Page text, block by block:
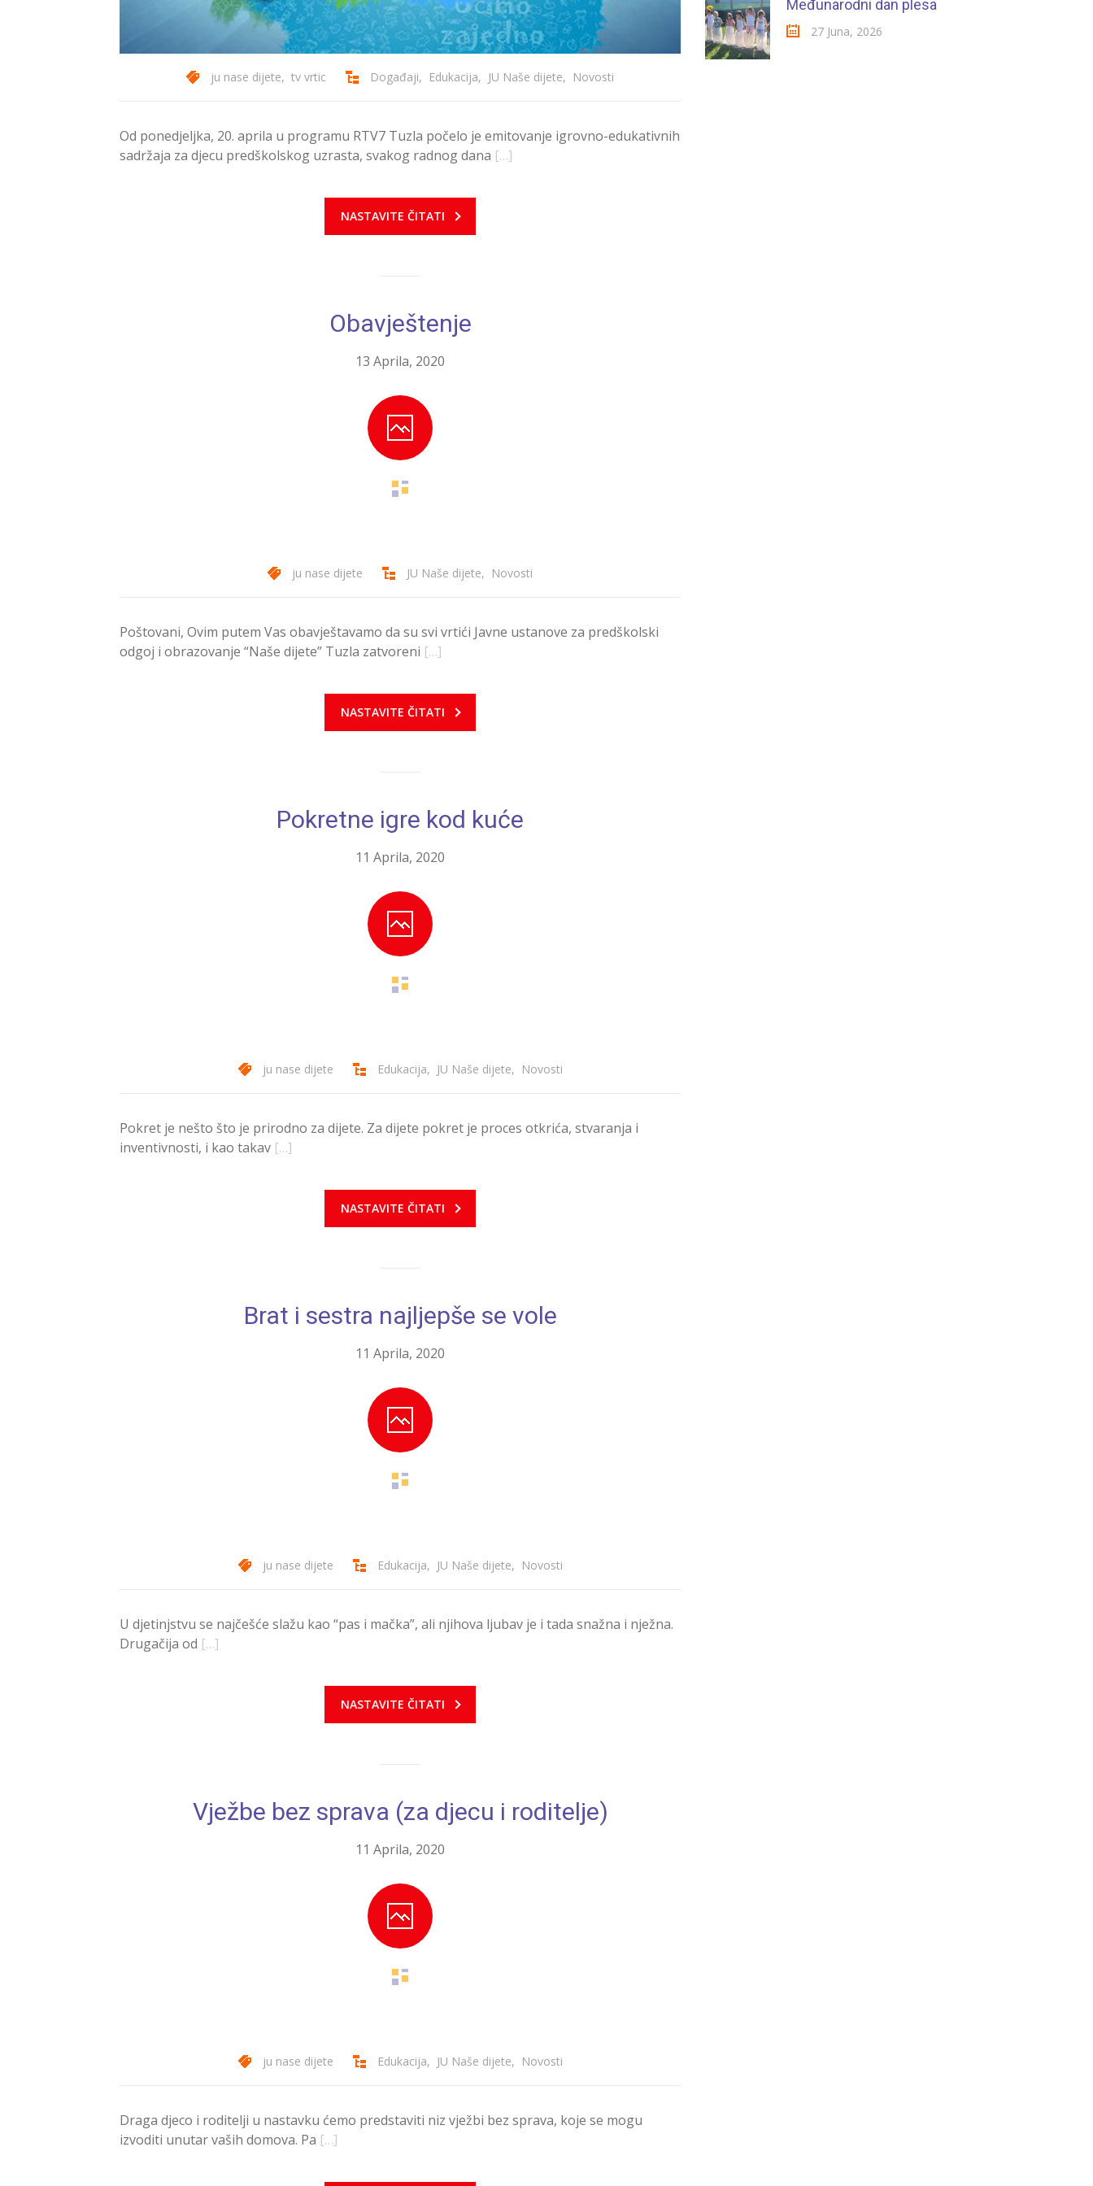
ju nase dijete, tv vrtic Događaji, Edukacija, JU Naše dijete, Novosti
Od ponedjeljka, 20. aprila u programu RTV7 Tuzla počelo je emitovanje igrovno-edukativnih
sadržaja za djecu predškolskog uzrasta, svakog radnog dana […]
NASTAVITE ČITATI
Obavještenje
13 Aprila, 2020
ju nase dijete JU Naše dijete, Novosti
Poštovani, Ovim putem Vas obavještavamo da su svi vrtići Javne ustanove za predškolski
odgoj i obrazovanje “Naše dijete” Tuzla zatvoreni […]
NASTAVITE ČITATI
Pokretne igre kod kuće
11 Aprila, 2020
ju nase dijete Edukacija, JU Naše dijete, Novosti
Pokret je nešto što je prirodno za dijete. Za dijete pokret je proces otkrića, stvaranja i
inventivnosti, i kao takav […]
NASTAVITE ČITATI
Brat i sestra najljepše se vole
11 Aprila, 2020
ju nase dijete Edukacija, JU Naše dijete, Novosti
U djetinjstvu se najčešće slažu kao “pas i mačka”, ali njihova ljubav je i tada snažna i nježna.
Drugačija od […]
NASTAVITE ČITATI
Vježbe bez sprava (za djecu i roditelje)
11 Aprila, 2020
ju nase dijete Edukacija, JU Naše dijete, Novosti
Draga djeco i roditelji u nastavku ćemo predstaviti niz vježbi bez sprava, koje se mogu
izvoditi unutar vaših domova. Pa […]
Međunarodni dan plesa
27 Juna, 2026